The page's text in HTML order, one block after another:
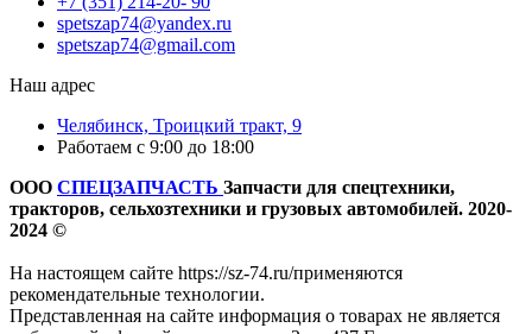
spetszap74@yandex.ru
spetszap74@gmail.com
Наш адрес
Челябинск, Троицкий тракт, 9
Работаем с 9:00 до 18:00
ООО СПЕЦЗАПЧАСТЬ Запчасти для спецтехники,
тракторов, сельхозтехники и грузовых автомобилей. 2020-
2024 ©
На настоящем сайте https://sz-74.ru/применяются
рекомендательные технологии.
Представленная на сайте информация о товарах не является